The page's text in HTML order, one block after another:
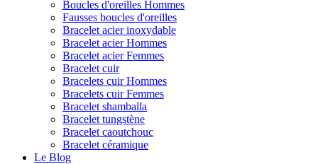
Boucles d'oreilles Hommes
Fausses boucles d'oreilles
Bracelet acier inoxydable
Bracelet acier Hommes
Bracelet acier Femmes
Bracelet cuir
Bracelets cuir Hommes
Bracelets cuir Femmes
Bracelet shamballa
Bracelet tungstène
Bracelet caoutchouc
Bracelet céramique
Le Blog